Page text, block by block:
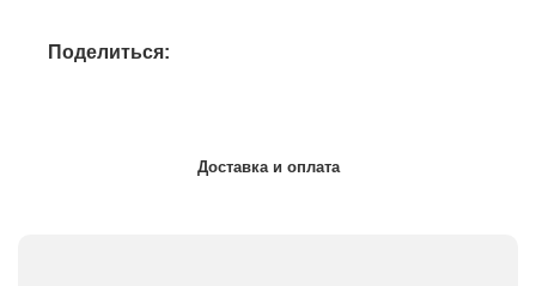
Поделиться:
Доставка и оплата